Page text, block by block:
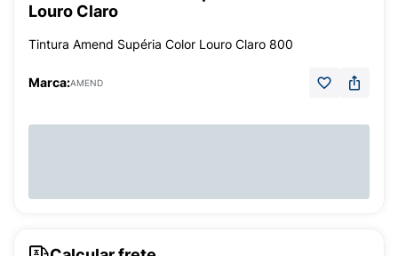
Louro Claro
Tintura Amend Supéria Color Louro Claro 800
Marca:AMEND